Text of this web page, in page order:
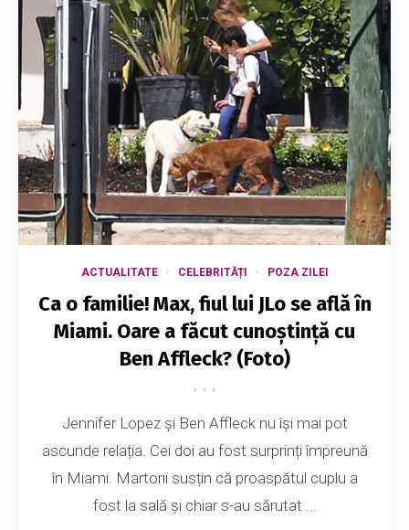
ACTUALITATE CELEBRITĂȚI POZA ZILEI
Ca o familie! Max, fiul lui JLo se află în
Miami. Oare a făcut cunoștință cu
Ben Affleck? (Foto)
Jennifer Lopez şi Ben Affleck nu își mai pot
ascunde relația. Cei doi au fost surprinți împreună
în Miami. Martorii susțin că proaspătul cuplu a
fost la sală și chiar s-au sărutat ...